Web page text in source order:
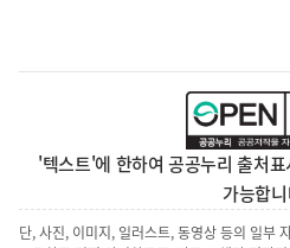
'텍스트'에 한하여 공공누리 출처
가능합
단, 사진, 이미지, 일러스트, 동영상 등의 일부